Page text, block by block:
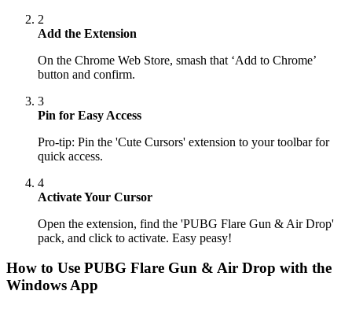
2
Add the Extension
On the Chrome Web Store, smash that ‘Add to Chrome’
button and confirm.
3
Pin for Easy Access
Pro-tip: Pin the 'Cute Cursors' extension to your toolbar for
quick access.
4
Activate Your Cursor
Open the extension, find the 'PUBG Flare Gun & Air Drop'
pack, and click to activate. Easy peasy!
How to Use PUBG Flare Gun & Air Drop with the
Windows App